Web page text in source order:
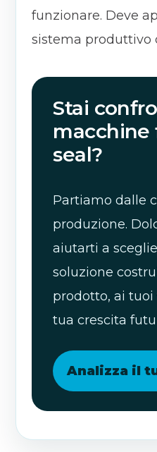
funzionare. Deve
sistema produttivo
Stai
macchine
seal?
Partiamo dalle
produzione.
aiutarti a
soluzione
prodotto, ai
tua crescita
Analizza il